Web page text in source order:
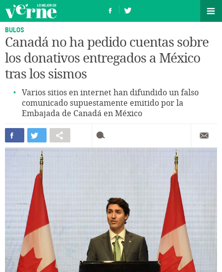
BULOS
Canadá no ha pedido cuentas sobre
los donativos entregados a México
tras los sismos
Varios sitios en internet han difundido un falso
comunicado supuestamente emitido por la
Embajada de Canadá en México